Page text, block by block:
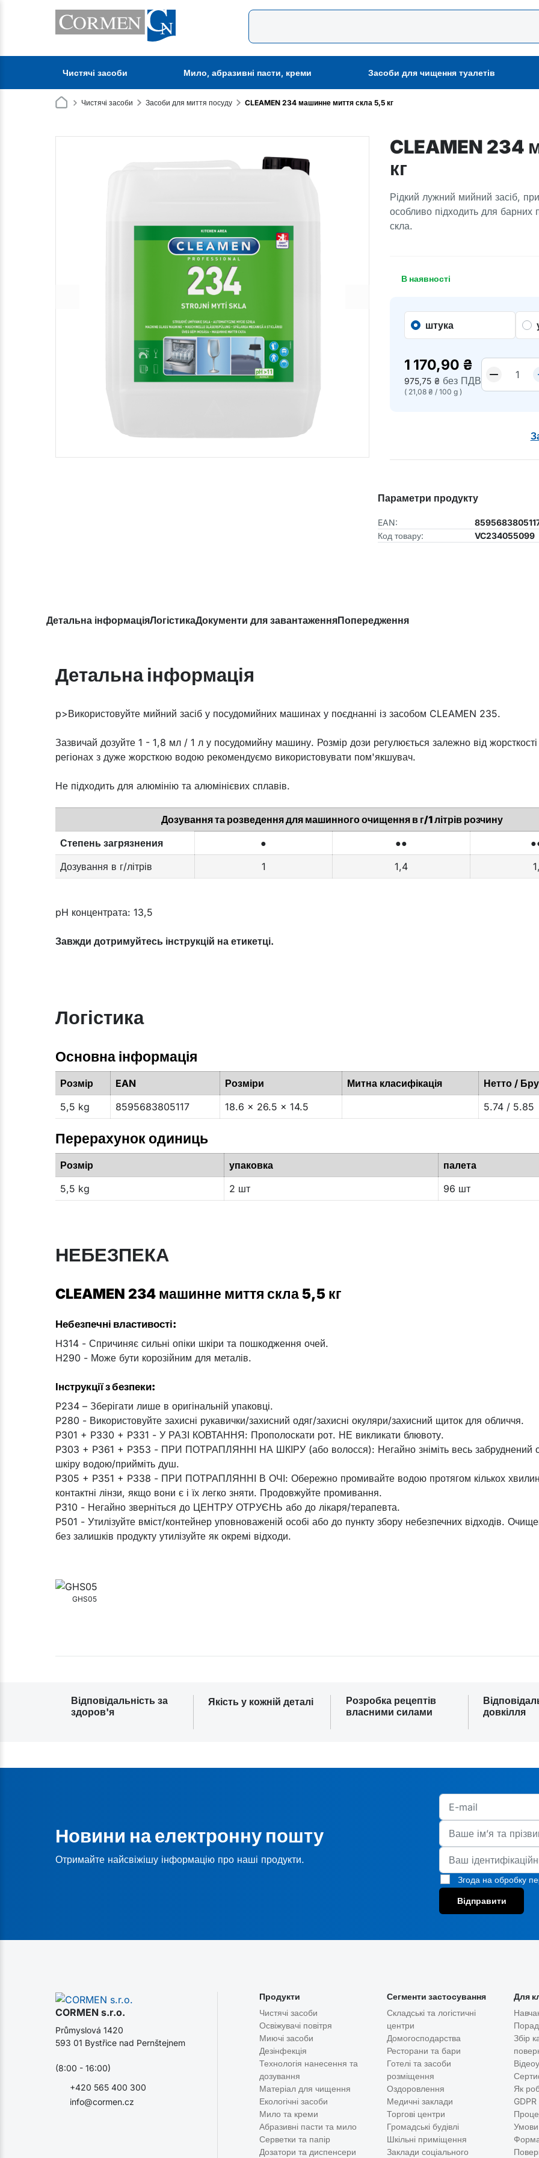
Чистячі засоби Мило, абразивні пасти, креми Засоби для чищення туалетів
Чистячі засоби Засоби для миття посуду CLEAMEN 234 машинне миття скла 5,5 кг
CLEAMEN 234
кг
Рідкий лужний мийний засіб,
особливо підходить для
скла.
В наявності
штука
1 170,90 ₴
975,75 ₴ без ПДВ
( 21,08 ₴ /100 g )
Параметри продукту
EAN:
Код товару:
VC234055099
Детальна інформаціяЛогістикаДокументи для завантаженняПопередження
Детальна інформація
p>Використовуйте мийний засіб у посудомийних машинах у поєднанні із засобом CLEAMEN 235.
Зазвичай дозуйте 1 - 1,8 мл / 1 л у посудомийну машину. Розмір дози регулюється залежно від
регіонах з дуже жорсткою водою рекомендуємо використовувати пом'якшувач.
Не підходить для алюмінію та алюмінієвих сплавів.
Дозування та розведення для машинного очищення в г/1 літрів розчину
Степень загрязнения
● ●●
Дозування в г/літрів
1 1,4
pH концентрата: 13,5
Завжди дотримуйтесь інструкцій на етикетці.
Логістика
Основна інформація
Розмір EAN Розміри Митна класифікація
Нетто /
5,5 kg
8595683805117 18.6 x 26.5 x 14.5 5.74 / 5.85
Перерахунок одиниць
Розмір упаковка
палета
5,5 kg
2 шт 96 шт
НЕБЕЗПЕКА
CLEAMEN 234 машинне миття скла 5,5 кг
Небезпечні властивості:
H314 - Спричиняє сильні опіки шкіри та пошкодження очей.
H290 - Може бути корозійним для металів.
Інструкції з безпеки:
P234 – Зберігати лише в оригінальній упаковці.
P280 - Використовуйте захисні рукавички/захисний одяг/захисні окуляри/захисний щиток для обличчя.
P301 + P330 + P331 - У РАЗІ КОВТАННЯ: Прополоскати рот. НЕ викликати блювоту.
P303 + P361 + P353 - ПРИ ПОТРАПЛЯННІ НА ШКІРУ (або волосся): Негайно зніміть весь забруднений
шкіру водою/прийміть душ.
P305 + P351 + P338 - ПРИ ПОТРАПЛЯННІ В ОЧІ: Обережно промивайте водою протягом кількох хвилин.
контактні лінзи, якщо вони є і їх легко зняти. Продовжуйте промивання.
P310 - Негайно зверніться до ЦЕНТРУ ОТРУЄНЬ або до лікаря/терапевта.
P501 - Утилізуйте вміст/контейнер уповноваженій особі або до пункту збору небезпечних відходів.
без залишків продукту утилізуйте як окремі відходи.
GHS05
Відповідальність за
здоров'я
Якість у кожній деталі
Розробка рецептів
власними силами
довкілля
Новини на електронну пошту
Отримайте найсвіжішу інформацію про наші продукти.
Згода на обробку
Відправити
CORMEN s.r.o.
info@cormen.cz
+420 565 400 300
Průmyslová 1420
593 01 Bystřice nad Pernštejnem
(8:00 - 16:00)
Продукти
Чистячі засоби
Освіжувачі повітря
Миючі засоби
Дезінфекція
Технологія нанесення та
дозування
Матеріал для чищення
Екологічні засоби
Мило та креми
Абразивні пасти та мило
Серветки та папір
Дозатори та диспенсери
Сегменти застосування
Складські та логістичні
центри
Домогосподарства
Ресторани та бари
Готелі та засоби
розміщення
Оздоровлення
Медичні заклади
Торгові центри
Громадські будівлі
Шкільні приміщення
Заклади соціального
Для
Збір
Як
GDPR